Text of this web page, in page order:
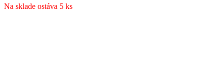
Na sklade ostáva 5 ks